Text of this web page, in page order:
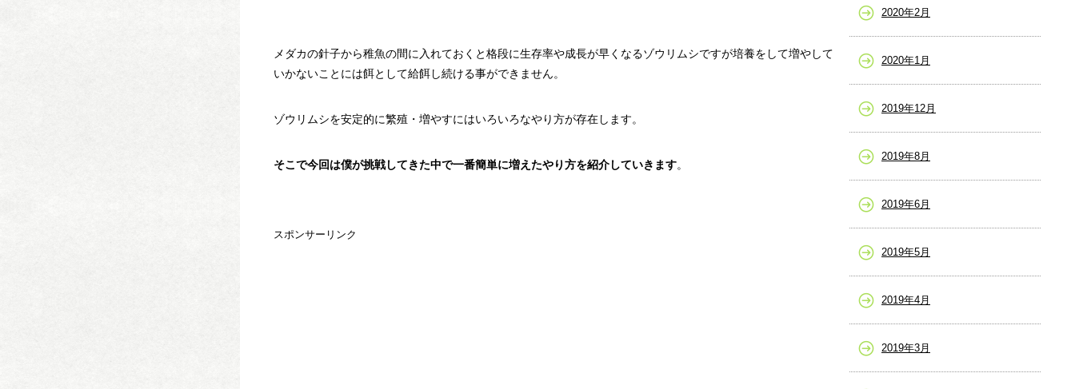
メダカの針子から稚魚の間に入れておくと格段に生存率や成長が早くなるゾウリムシですが培養をして増やして
いかないことには餌として給餌し続ける事ができません。
ゾウリムシを安定的に繁殖・増やすにはいろいろなやり方が存在します。
そこで今回は僕が挑戦してきた中で一番簡単に増えたやり方を紹介していきます。
スポンサーリンク
2020年2月
2020年1月
2019年12月
2019年8月
2019年6月
2019年5月
2019年4月
2019年3月